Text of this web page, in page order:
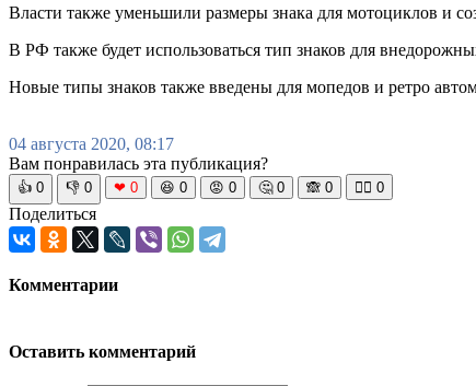
Власти также уменьшили размеры знака для мотоциклов и
В РФ также будет использоваться тип знаков для
Новые типы знаков также введены для мопедов и ретро
04 августа 2020, 08:17
Вам понравилась эта публикация?
👍 0 👎 0 ❤ 0 😆 0 😡 0 🤔 0 🙈 0 🧘‍♀️ 0
Поделиться
Комментарии
Оставить комментарий